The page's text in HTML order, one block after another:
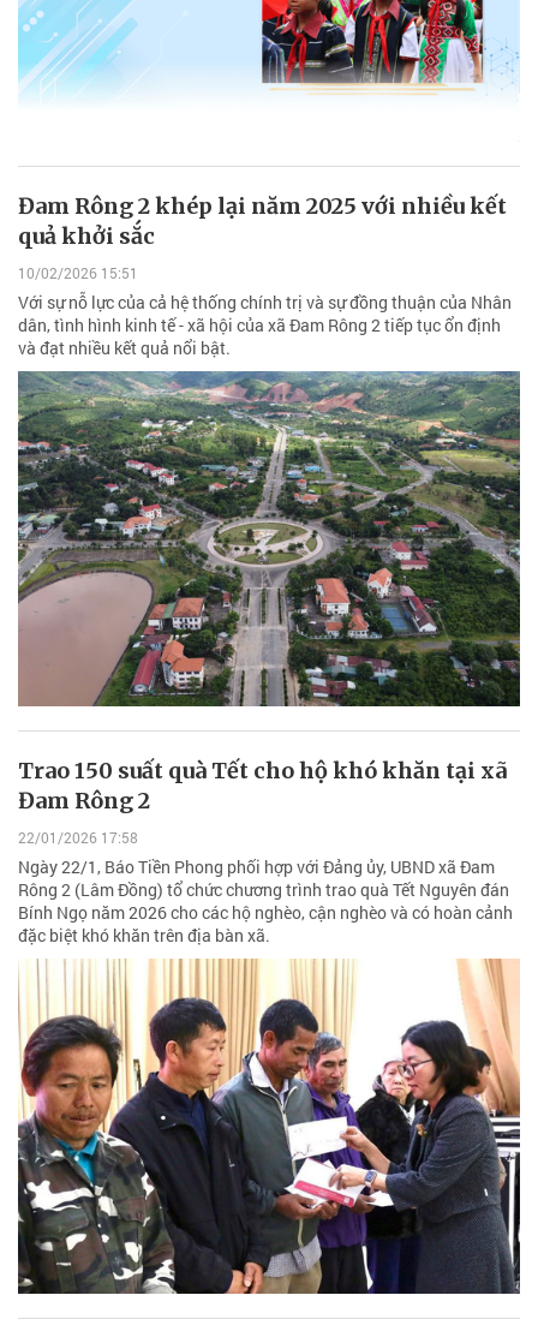
Đam Rông 2 khép lại năm 2025 với nhiều kết
quả khởi sắc
10/02/2026 15:51
Với sự nỗ lực của cả hệ thống chính trị và sự đồng thuận của Nhân
dân, tình hình kinh tế - xã hội của xã Đam Rông 2 tiếp tục ổn định
và đạt nhiều kết quả nổi bật.
Trao 150 suất quà Tết cho hộ khó khăn tại xã
Đam Rông 2
22/01/2026 17:58
Ngày 22/1, Báo Tiền Phong phối hợp với Đảng ủy, UBND xã Đam
Rông 2 (Lâm Đồng) tổ chức chương trình trao quà Tết Nguyên đán
Bính Ngọ năm 2026 cho các hộ nghèo, cận nghèo và có hoàn cảnh
đặc biệt khó khăn trên địa bàn xã.